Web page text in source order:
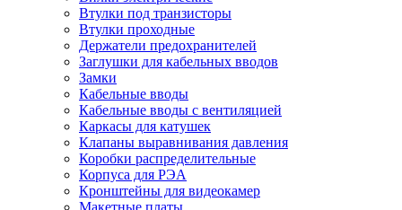
Втулки под транзисторы
Втулки проходные
Держатели предохранителей
Заглушки для кабельных вводов
Замки
Кабельные вводы
Кабельные вводы с вентиляцией
Каркасы для катушек
Клапаны выравнивания давления
Коробки распределительные
Корпуса для РЭА
Кронштейны для видеокамер
Макетные платы